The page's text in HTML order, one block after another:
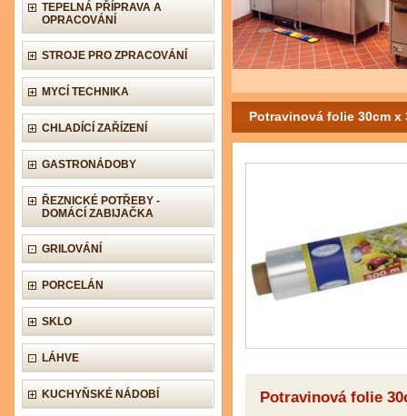
TEPELNÁ PŘÍPRAVA A
OPRACOVÁNÍ
STROJE PRO ZPRACOVÁNÍ
MYCÍ TECHNIKA
CHLADÍCÍ ZAŘÍZENÍ
GASTRONÁDOBY
ŘEZNICKÉ POTŘEBY -
DOMÁCÍ ZABIJAČKA
GRILOVÁNÍ
PORCELÁN
SKLO
LÁHVE
KUCHYŇSKÉ NÁDOBÍ
Potravinová folie 30cm
Potravinová folie